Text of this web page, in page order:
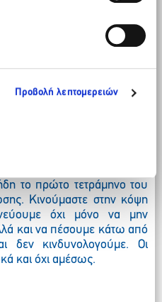
Προβολή λεπτομερειών
να δημιουργεί τάσεις με
25 εκατ. συν 2,5 εκατ. από
δισ. Ευρώ, αυξημένα κατά
το πρώτο τετράμηνο του
Κινούμαστε στην κόψη
όχι μόνο να μην
και να πέσουμε κάτω από
δεν κινδυνολογούμε. Οι
και όχι αμέσως.